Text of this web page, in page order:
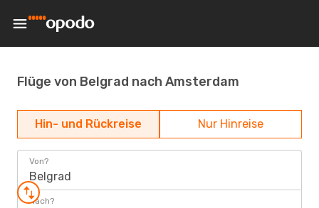
Flüge von Belgrad nach Amsterdam
Hin- und Rückreise Nur Hinreise
Von?
Belgrad
Nach?